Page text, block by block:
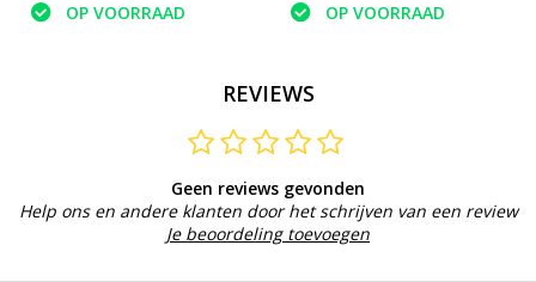
OP VOORRAAD OP VOORRAAD
REVIEWS
Geen reviews gevonden
Help ons en andere klanten door het schrijven van een review
Je beoordeling toevoegen